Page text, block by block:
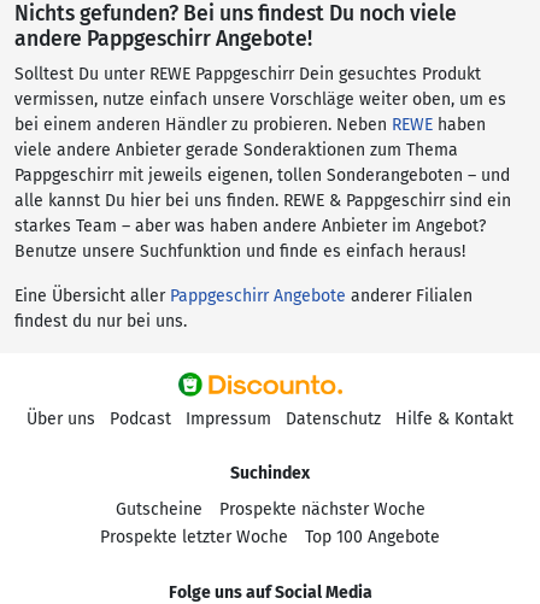
Nichts gefunden? Bei uns findest Du noch viele
andere Pappgeschirr Angebote!
Solltest Du unter REWE Pappgeschirr Dein gesuchtes Produkt
vermissen, nutze einfach unsere Vorschläge weiter oben, um es
bei einem anderen Händler zu probieren. Neben REWE haben
viele andere Anbieter gerade Sonderaktionen zum Thema
Pappgeschirr mit jeweils eigenen, tollen Sonderangeboten – und
alle kannst Du hier bei uns finden. REWE & Pappgeschirr sind ein
starkes Team – aber was haben andere Anbieter im Angebot?
Benutze unsere Suchfunktion und finde es einfach heraus!
Eine Übersicht aller Pappgeschirr Angebote anderer Filialen
findest du nur bei uns.
Über uns Podcast Impressum Datenschutz Hilfe & Kontakt
Suchindex
Gutscheine
Prospekte nächster Woche
Prospekte letzter Woche
Top 100 Angebote
Folge uns auf Social Media